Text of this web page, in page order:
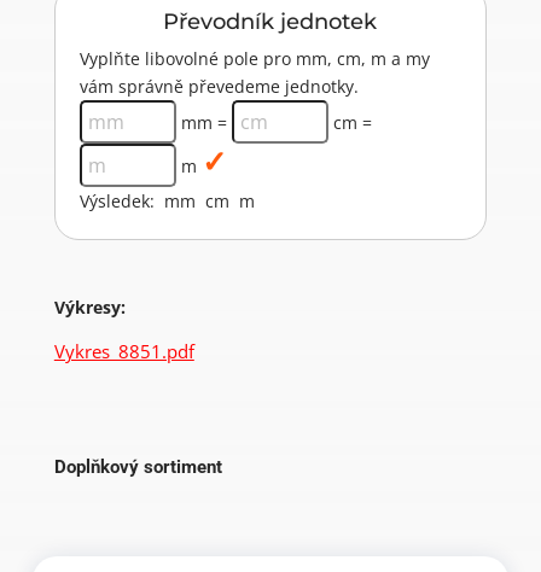
Převodník jednotek
Vyplňte libovolné pole pro mm, cm, m a my
vám správně převedeme jednotky.
mm =
cm =
m
Výsledek: mm cm m
Výkresy:
Vykres_8851.pdf
Doplňkový sortiment